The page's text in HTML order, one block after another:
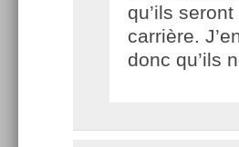
qu’ils
carrière.
donc qu’ils